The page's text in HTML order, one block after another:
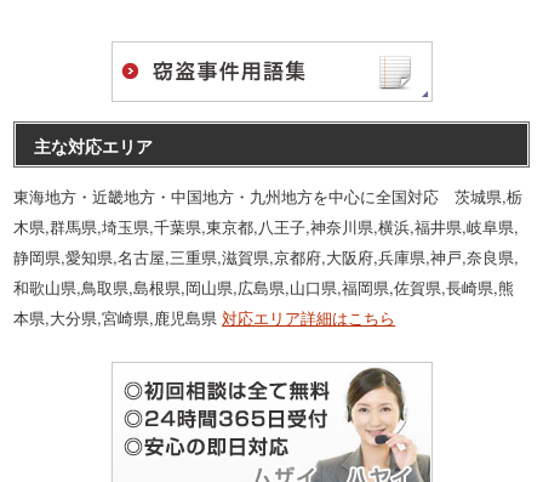
主な対応エリア
東海地方・近畿地方・中国地方・九州地方を中心に全国対応 茨城県,栃
木県,群馬県,埼玉県,千葉県,東京都,八王子,神奈川県,横浜,福井県,岐阜県,
静岡県,愛知県,名古屋,三重県,滋賀県,京都府,大阪府,兵庫県,神戸,奈良県,
和歌山県,鳥取県,島根県,岡山県,広島県,山口県,福岡県,佐賀県,長崎県,熊
本県,大分県,宮崎県,鹿児島県対応エリア詳細はこちら